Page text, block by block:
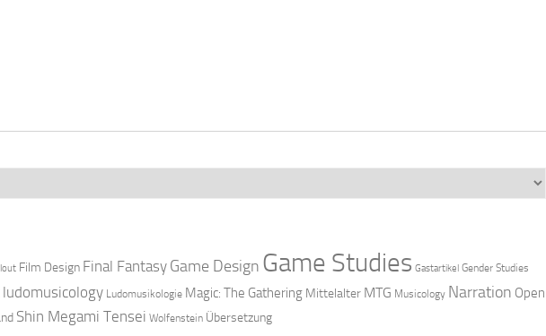
Film Design Final Fantasy Game Design Game Studies Gastartikel Gender Studies
ludomusicology Ludomusikologie Magic: The Gathering Mittelalter MTG Musicology Narration Open
Shin Megami Tensei Wolfenstein Übersetzung